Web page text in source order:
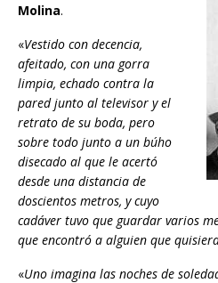
Molina.
«Vestido con decencia,
afeitado, con una gorra
limpia, echado contra la
pared junto al televisor y el
retrato de su boda, pero
sobre todo junto a un búho
disecado al que le acertó
desde una distancia de
doscientos metros, y cuyo
cadáver tuvo que guardar varios
que encontró a alguien que
«Uno imagina las noches de